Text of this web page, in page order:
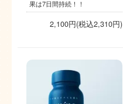
果は7日間持続！！
2,100円(税込2,310円)